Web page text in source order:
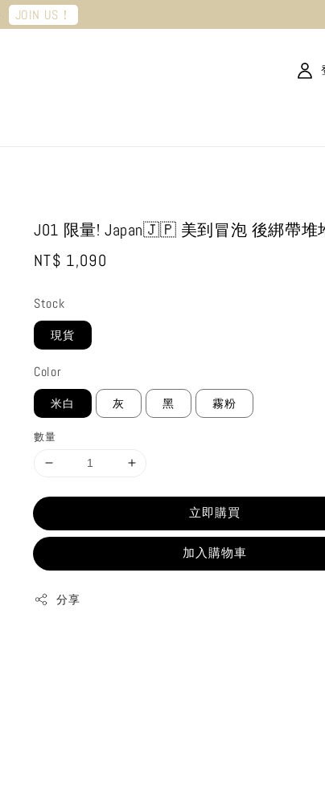
JOIN US！
J01 限量! Japan🇯🇵 美到冒泡 後綁帶堆
Regular
NT$ 1,090
Stock
現貨
Color
米白 灰 黑 霧粉
數量
立即購買
加入購物車
分享